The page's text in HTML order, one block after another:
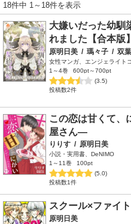
18件中 1～18件を表示
大嫌いだった幼馴
れました【合本版
原明日美 / 瑪々子 / 双
女性マンガ、エンジェライト
1～4巻
600pt～700pt
(3.5)
投稿数2件
この恋は甘くて
屋さん―
りりす / 原明日美
小説・実用書、DeNIMO
1～11巻
100pt
(5.0)
投稿数1件
スクール×ファイト
原明日美